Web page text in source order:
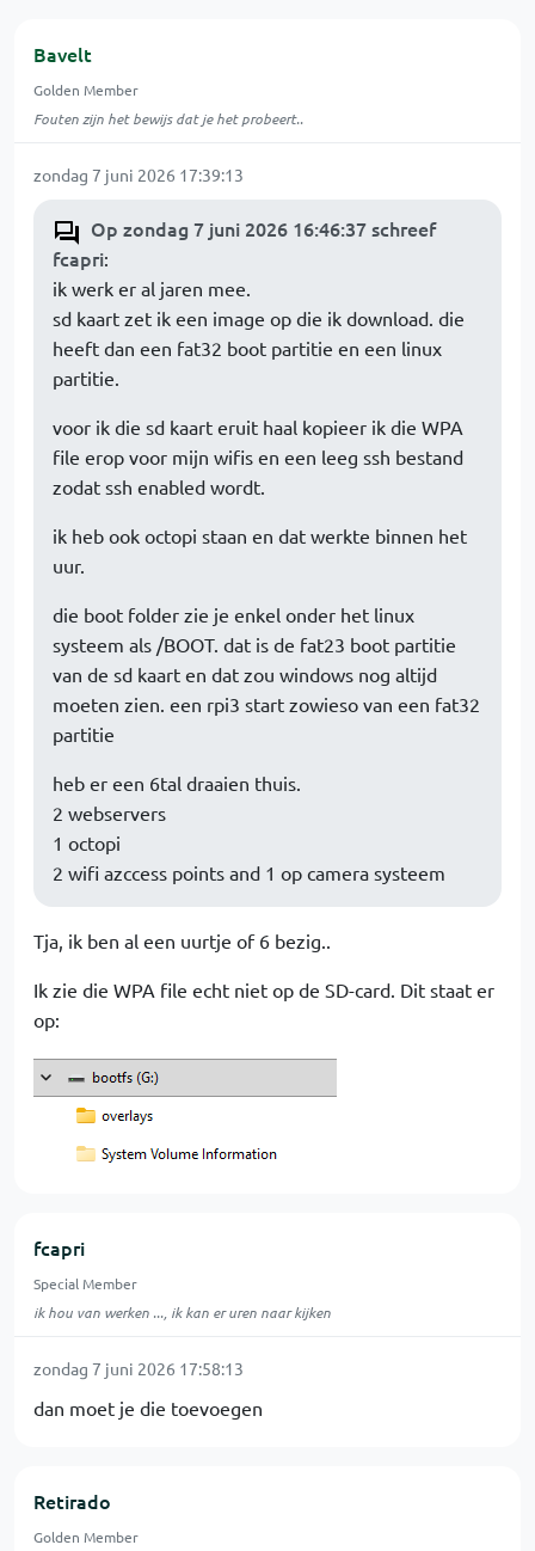
Bavelt
Golden Member
Fouten zijn het bewijs dat je het probeert..
zondag 7 juni 2026 17:39:13
Op zondag 7 juni 2026 16:46:37 schreef
fcapri:
ik werk er al jaren mee.
sd kaart zet ik een image op die ik download. die
heeft dan een fat32 boot partitie en een linux
partitie.
voor ik die sd kaart eruit haal kopieer ik die WPA
file erop voor mijn wifis en een leeg ssh bestand
zodat ssh enabled wordt.
ik heb ook octopi staan en dat werkte binnen het
uur.
die boot folder zie je enkel onder het linux
systeem als /BOOT. dat is de fat23 boot partitie
van de sd kaart en dat zou windows nog altijd
moeten zien. een rpi3 start zowieso van een fat32
partitie
heb er een 6tal draaien thuis.
2 webservers
1 octopi
2 wifi azccess points and 1 op camera systeem
Tja, ik ben al een uurtje of 6 bezig..
Ik zie die WPA file echt niet op de SD-card. Dit staat er
op:
fcapri
Special Member
ik hou van werken ..., ik kan er uren naar kijken
zondag 7 juni 2026 17:58:13
dan moet je die toevoegen
Retirado
Golden Member